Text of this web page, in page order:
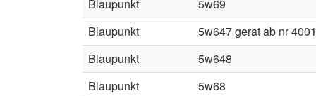
Blaupunkt
5w69
Blaupunkt
5w647 gerat ab nr 4001
Blaupunkt
5w648
Blaupunkt
5w68